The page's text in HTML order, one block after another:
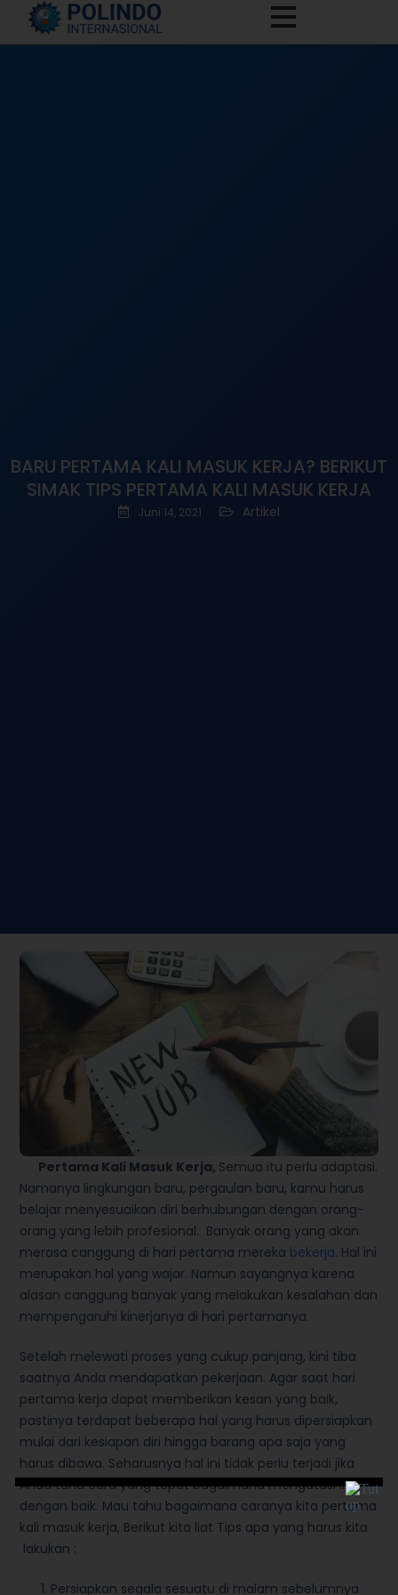
BARU PERTAMA KALI MASUK KERJA? BERIKUT
SIMAK TIPS PERTAMA KALI MASUK KERJA
Juni 14, 2021 Artikel
Pertama Kali Masuk Kerja, Semua itu perlu adaptasi.
Namanya lingkungan baru, pergaulan baru, kamu harus
belajar menyesuaikan diri berhubungan dengan orang-
orang yang lebih profesional. Banyak orang yang akan
merasa canggung di hari pertama mereka bekerja. Hal ini
merupakan hal yang wajar. Namun sayangnya karena
alasan canggung banyak yang melakukan kesalahan dan
mempengaruhi kinerjanya di hari pertamanya.
Setelah melewati proses yang cukup panjang, kini tiba
saatnya Anda mendapatkan pekerjaan. Agar saat hari
pertama kerja dapat memberikan kesan yang baik,
pastinya terdapat beberapa hal yang harus dipersiapkan
mulai dari kesiapan diri hingga barang apa saja yang
harus dibawa. Seharusnya hal ini tidak perlu terjadi jika
Anda tahu cara yang tepat bagaimana mengatasi ini
dengan baik. Mau tahu bagaimana caranya kita pertama
kali masuk kerja, Berikut kita liat Tips apa yang harus kita
lakukan :
Persiapkan segala sesuatu di malam sebelumnya